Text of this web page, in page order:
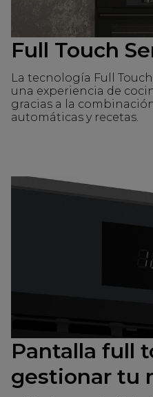
Full Touch
La tecnología Full
una experiencia de
gracias a la
automáticas y recetas.
Pantalla full
gestionar tu